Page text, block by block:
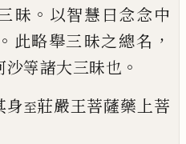
昧 。 以智慧曰念念中
。 此略舉三昧之總名 ，
沙等諸大三昧也 。
身至莊嚴王菩薩藥上菩